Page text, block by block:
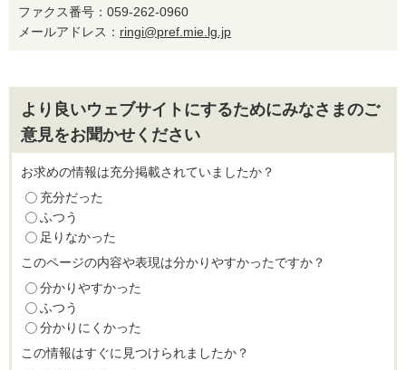
ファクス番号：059-262-0960
メールアドレス： ringi@pref.mie.lg.jp
より良いウェブサイトにするためにみなさまのご
意見をお聞かせください
お求めの情報は充分掲載されていましたか？
充分だった
ふつう
足りなかった
このページの内容や表現は分かりやすかったですか？
分かりやすかった
ふつう
分かりにくかった
この情報はすぐに見つけられましたか？